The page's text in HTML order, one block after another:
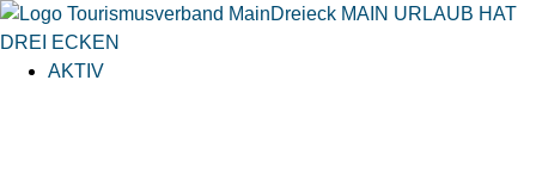
AKTIV